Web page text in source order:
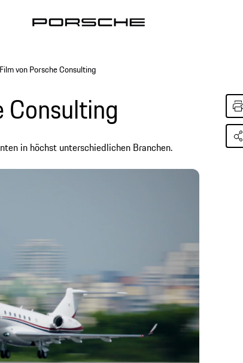
von Porsche Consulting
Consulting
in höchst unterschiedlichen Branchen.